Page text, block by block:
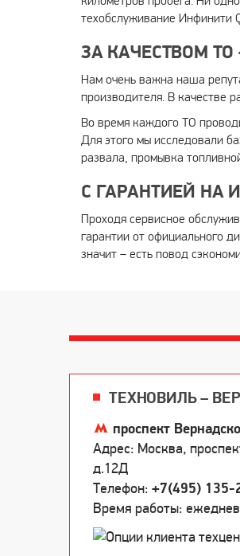
техобслуживание Инфинити
ЗА КАЧЕСТВОМ ТО
Нам очень важна наша
производителя. В качестве
Во время каждого ТО
Для этого мы исследовали
развала, промывка
С ГАРАНТИЕЙ НА
Проходя сервисное
гарантии от официального
значит – есть повод
ТЕХНОВИЛЬ –
проспект
Адрес: Москва,
д.12Д
Телефон: +7(495) 135-
Время работы: